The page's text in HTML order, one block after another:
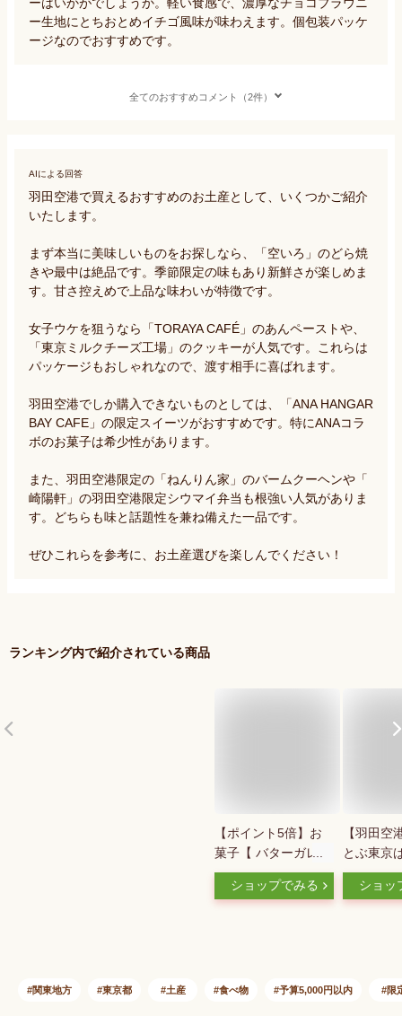
ー生地にとちおとめイチゴ風味が味わえます。個包装パッケ
ージなのでおすすめです。
全てのおすすめコメント（2件）
AIによる回答
羽田空港で買えるおすすめのお土産として、いくつかご紹介
いたします。
まず本当に美味しいものをお探しなら、「空いろ」のどら焼
きや最中は絶品です。季節限定の味もあり新鮮さが楽しめま
す。甘さ控えめで上品な味わいが特徴です。
女子ウケを狙うなら「TORAYA CAFÉ」のあんペーストや、
「東京ミルクチーズ工場」のクッキーが人気です。これらは
パッケージもおしゃれなので、渡す相手に喜ばれます。
羽田空港でしか購入できないものとしては、「ANA HANGAR
BAY CAFE」の限定スイーツがおすすめです。特にANAコラ
ボのお菓子は希少性があります。
また、羽田空港限定の「ねんりん家」のバームクーヘンや「
崎陽軒」の羽田空港限定シウマイ弁当も根強い人気がありま
す。どちらも味と話題性を兼ね備えた一品です。
ぜひこれらを参考に、お土産選びを楽しんでください！
ランキング内で紹介されている商品
【ポイント5倍】お
菓子【 バターガレッ
ト 】バターバトラー
父の日 個包装 スイ
拶 手土産 人気 おす
ショップでみる
【羽田空
とぶ東京
ッス。は
ナ味12個
ショッ
関東地方 東京都 土産 食べ物 予算5,000円以内 限